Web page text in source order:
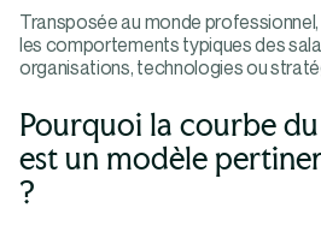
Transposée au monde
les comportements typiques des
organisations, technologies ou
Pourquoi la courbe
est un modèle
?